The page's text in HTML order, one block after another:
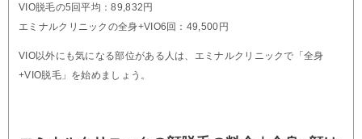
VIO脱毛の5回平均：89,832円
エミナルクリニックの全身+VIO6回：49,500円
VIO以外にも気になる部位がある人は、エミナルクリニックで「全身
+VIO脱毛」を始めましょう。